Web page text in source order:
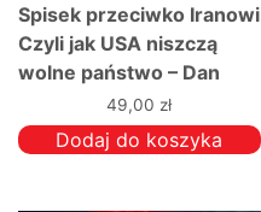
Spisek przeciwko Iranowi
Czyli jak USA niszczą
wolne państwo – Dan
49,00 zł
Dodaj do koszyka